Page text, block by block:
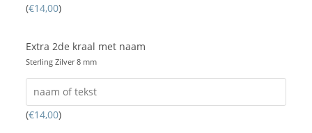
(€14,00)
Extra 2de kraal met naam
Sterling Zilver 8 mm
(€14,00)